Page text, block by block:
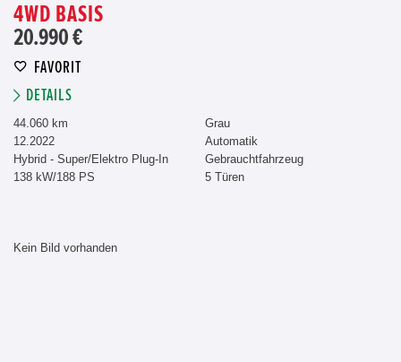
4WD BASIS
20.990 €
FAVORIT
DETAILS
44.060 km
12.2022
Hybrid - Super/Elektro Plug-In
138 kW/188 PS
Grau
Automatik
Gebrauchtfahrzeug
5 Türen
Kein Bild vorhanden